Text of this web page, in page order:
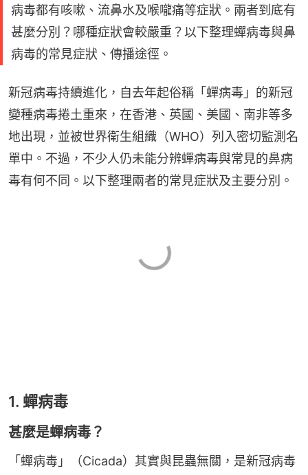
病毒都有咳嗽、流鼻水及喉嚨痛等症狀。兩者到底有
甚麼分別？哪種症狀會較嚴重？以下整理蟬病毒與鼻
病毒的常見症狀、傳播途徑。
新冠病毒持續進化，自去年起俗稱「蟬病毒」的新冠
變種病毒捲土重來，在香港、英國、美國、南非等多
地出現，並被世界衛生組織（WHO）列入密切監測名
單中。不過，不少人仍未能分辨蟬病毒與常見的鼻病
毒有何不同。以下整理兩者的常見症狀及主要分別。
1. 蟬病毒
甚麼是蟬病毒？
「蟬病毒」（Cicada）其實與昆蟲無關，是新冠病毒